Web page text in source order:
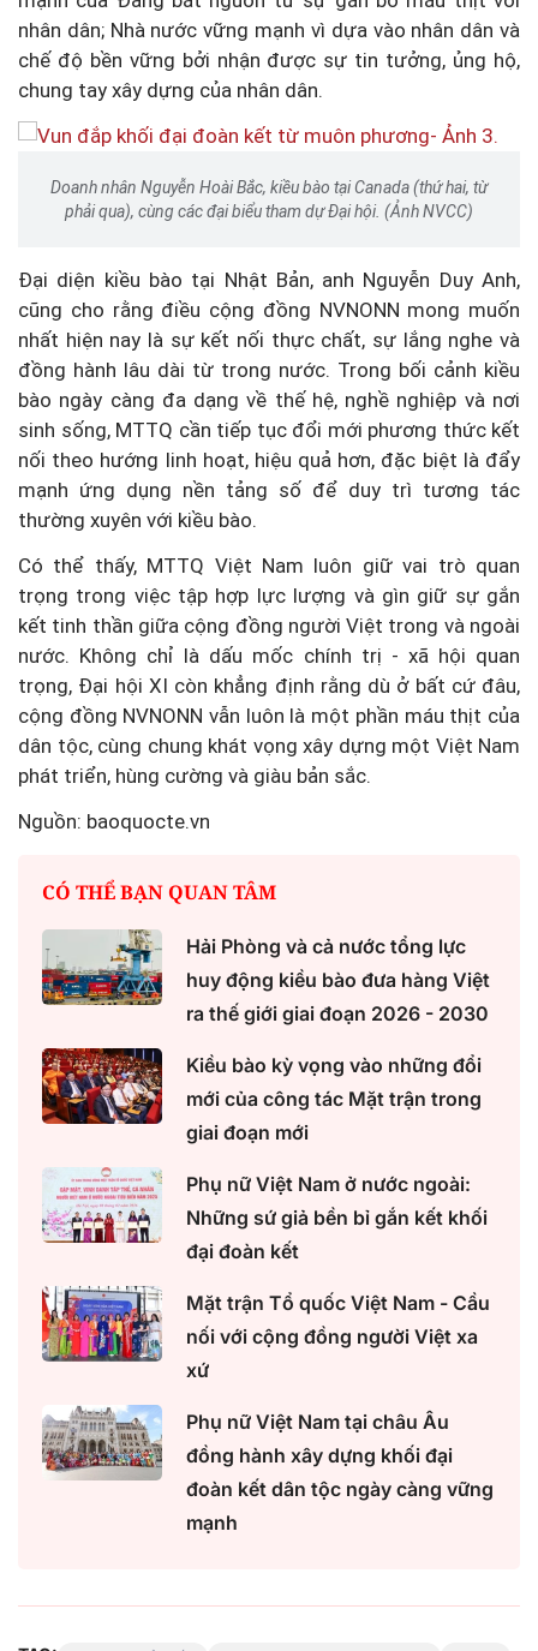
nhân dân; Nhà nước vững mạnh vì dựa vào nhân dân và
chế độ bền vững bởi nhận được sự tin tưởng, ủng hộ,
chung tay xây dựng của nhân dân.
Doanh nhân Nguyễn Hoài Bắc, kiều bào tại Canada (thứ hai, từ
phải qua), cùng các đại biểu tham dự Đại hội. (Ảnh NVCC)
Đại diện kiều bào tại Nhật Bản, anh Nguyễn Duy Anh,
cũng cho rằng điều cộng đồng NVNONN mong muốn
nhất hiện nay là sự kết nối thực chất, sự lắng nghe và
đồng hành lâu dài từ trong nước. Trong bối cảnh kiều
bào ngày càng đa dạng về thế hệ, nghề nghiệp và nơi
sinh sống, MTTQ cần tiếp tục đổi mới phương thức kết
nối theo hướng linh hoạt, hiệu quả hơn, đặc biệt là đẩy
mạnh ứng dụng nền tảng số để duy trì tương tác
thường xuyên với kiều bào.
Có thể thấy, MTTQ Việt Nam luôn giữ vai trò quan
trọng trong việc tập hợp lực lượng và gìn giữ sự gắn
kết tinh thần giữa cộng đồng người Việt trong và ngoài
nước. Không chỉ là dấu mốc chính trị - xã hội quan
trọng, Đại hội XI còn khẳng định rằng dù ở bất cứ đâu,
cộng đồng NVNONN vẫn luôn là một phần máu thịt của
dân tộc, cùng chung khát vọng xây dựng một Việt Nam
phát triển, hùng cường và giàu bản sắc.
Nguồn: baoquocte.vn
CÓ THỂ BẠN QUAN TÂM
Hải Phòng và cả nước tổng lực
huy động kiều bào đưa hàng Việt
ra thế giới giai đoạn 2026 - 2030
Kiều bào kỳ vọng vào những đổi
mới của công tác Mặt trận trong
giai đoạn mới
Phụ nữ Việt Nam ở nước ngoài:
Những sứ giả bền bỉ gắn kết khối
đại đoàn kết
Mặt trận Tổ quốc Việt Nam - Cầu
nối với cộng đồng người Việt xa
xứ
Phụ nữ Việt Nam tại châu Âu
đồng hành xây dựng khối đại
đoàn kết dân tộc ngày càng vững
mạnh